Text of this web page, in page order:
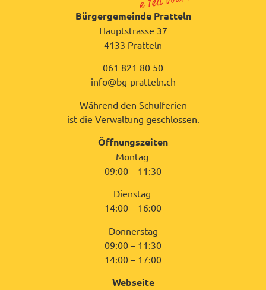
Bürgergemeinde Pratteln
Hauptstrasse 37
4133 Pratteln
061 821 80 50
info@bg-pratteln.ch
Während den Schulferien
ist die Verwaltung geschlossen.
Öffnungszeiten
Montag
09:00 – 11:30
Dienstag
14:00 – 16:00
Donnerstag
09:00 – 11:30
14:00 – 17:00
Webseite